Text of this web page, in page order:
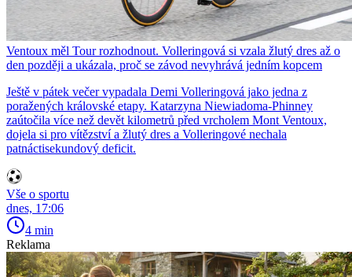
Ventoux měl Tour rozhodnout. Volleringová si vzala žlutý dres až o
den později a ukázala, proč se závod nevyhrává jedním kopcem
Ještě v pátek večer vypadala Demi Volleringová jako jedna z
poražených královské etapy. Katarzyna Niewiadoma-Phinney
zaútočila více než devět kilometrů před vrcholem Mont Ventoux,
dojela si pro vítězství a žlutý dres a Volleringové nechala
patnáctisekundový deficit.
Vše o sportu
dnes, 17:06
4 min
Reklama